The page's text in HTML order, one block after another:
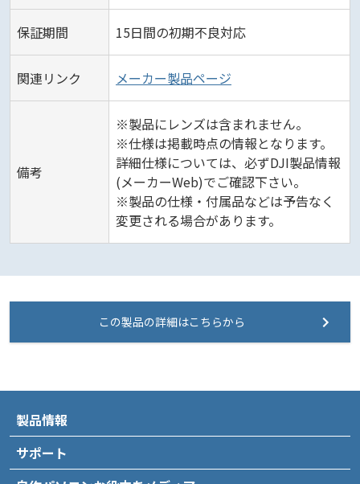
保証期間 15日間の初期不良対応
関連リンク メーカー製品ページ
備考
※製品にレンズは含まれません。
※仕様は掲載時点の情報となります。
詳細仕様については、必ずDJI製品情報
(メーカーWeb)でご確認下さい。
※製品の仕様・付属品などは予告なく
変更される場合があります。
この製品の詳細はこちらから
製品情報
サポート